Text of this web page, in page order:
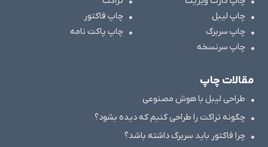
چاپ لیبل
چاپ فاکتور
چاپ سربرگ
چاپ پاکت نامه
چاپ سرنسخه
مقالات چاپ
طراحی لیبل با هوش مصنوعی
چگونه تراکت را طراحی کنیم که دیده بشود؟
چرا فاکتور باید سربرگ داشته باشد؟